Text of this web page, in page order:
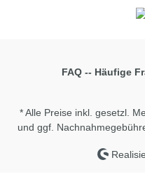
FAQ -- Häufige
* Alle Preise inkl. gesetzl.
und ggf.